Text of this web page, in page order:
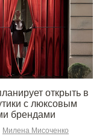
открыть в
с люксовым
брендами
Милена Мисоченко